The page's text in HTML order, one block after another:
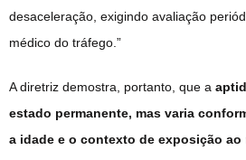
desaceleração, exigindo avaliação
médico do tráfego.”
A diretriz demostra, portanto, que a
estado permanente, mas varia
a idade e o contexto de exposição ao